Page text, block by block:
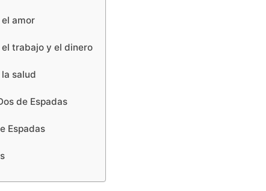
el amor
el trabajo y el dinero
la salud
de Espadas
Espadas